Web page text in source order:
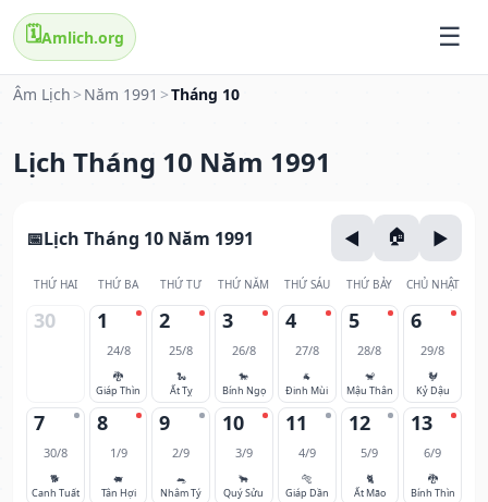
🗓️Amlich.org
Âm Lịch > Năm 1991 >Tháng 10
Lịch Tháng 10 Năm 1991
Lịch Tháng 10 Năm 1991
THỨ HAI THỨ BA THỨ TƯ THỨ NĂM THỨ SÁU THỨ BẢY CHỦ NHẬT
30 1
24/8
🐉
Giáp Thìn
2
25/8
🐍
Ất Tỵ
3
26/8
🐎
Bính Ngọ
4
27/8
🐐
Đinh Mùi
5
28/8
🐒
Mậu Thân
6
29/8
🐓
Kỷ Dậu
7
30/8
🐕
Canh Tuất
8
1/9
🐖
Tân Hợi
9
2/9
🐀
Nhâm Tý
10
3/9
🐂
Quý Sửu
11
4/9
🐅
Giáp Dần
12
5/9
🐈
Ất Mão
13
6/9
🐉
Bính Thìn